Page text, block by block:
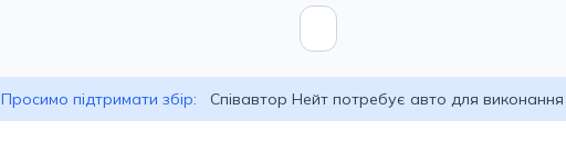
Просимо підтримати збір: Співавтор Нейт потребує авто для